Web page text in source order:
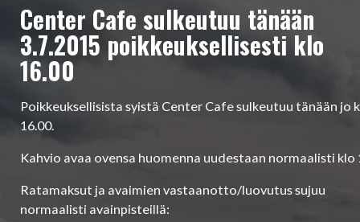
Center Cafe sulkeutuu tänään
3.7.2015 poikkeuksellisesti klo
16.00
Poikkeuksellisista syistä Center Cafe sulkeutuu tänään jo
16.00.
Kahvio avaa ovensa huomenna uudestaan normaalisti klo
Ratamaksut ja avaimien vastaanotto/luovutus sujuu
normaalisti avainpisteillä: